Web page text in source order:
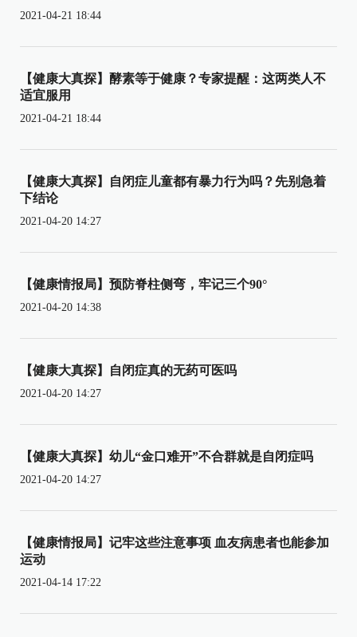
2021-04-21 18:44
【健康大真探】酵素等于健康？专家提醒：这两类人不
适宜服用
2021-04-21 18:44
【健康大真探】自闭症儿童都有暴力行为吗？先别急着
下结论
2021-04-20 14:27
【健康情报局】预防脊柱侧弯，牢记三个90°
2021-04-20 14:38
【健康大真探】自闭症真的无药可医吗
2021-04-20 14:27
【健康大真探】幼儿“金口难开”不合群就是自闭症吗
2021-04-20 14:27
【健康情报局】记牢这些注意事项 血友病患者也能参加
运动
2021-04-14 17:22